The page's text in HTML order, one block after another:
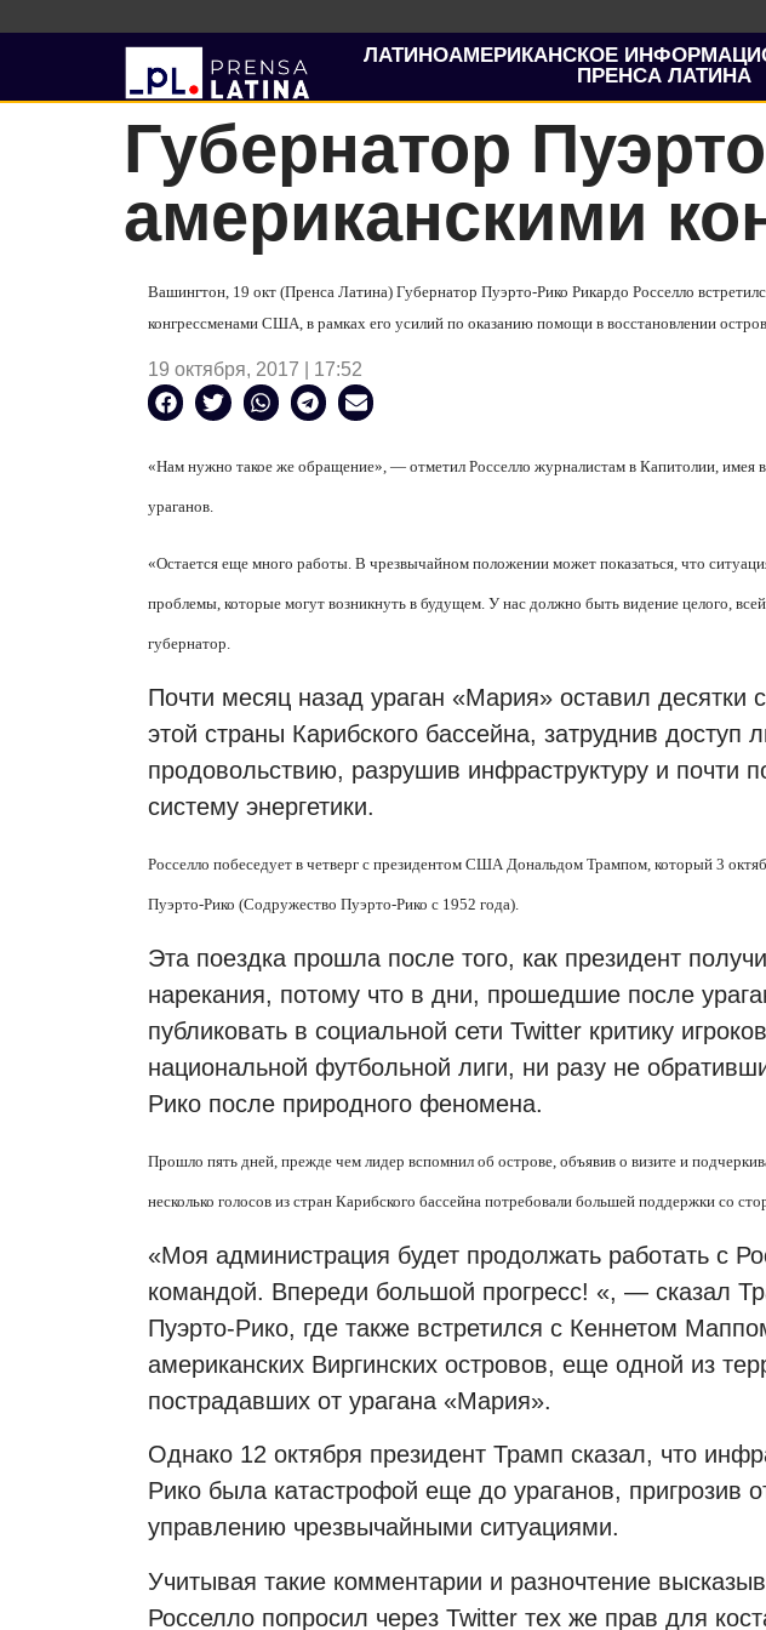
ЛАТИНОАМЕРИКАНСКОЕ
ПРЕНСА ЛАТИНА
Губернатор
американскими
Вашингтон, 19 окт (Пренса Латина) Губернатор Пуэрто-Рико Рикардо Росселло
конгрессменами США, в рамках его усилий по оказанию помощи в восстановлении
19 октября, 2017 | 17:52
«Нам нужно такое же обращение», — отметил Росселло журналистам в Капитолии,
ураганов.
«Остается еще много работы. В чрезвычайном положении может показаться, что
проблемы, которые могут возникнуть в будущем. У нас должно быть видение целого,
губернатор.
Почти месяц назад ураган «Мария» оставил десятки
этой страны Карибского бассейна, затруднив доступ
продовольствию, разрушив инфраструктуру и почти
систему энергетики.
Росселло побеседует в четверг с президентом США Дональдом Трампом, который 3
Пуэрто-Рико (Содружество Пуэрто-Рико с 1952 года).
Эта поездка прошла после того, как президент
нарекания, потому что в дни, прошедшие после
публиковать в социальной сети Twitter критику
национальной футбольной лиги, ни разу не
Рико после природного феномена.
Прошло пять дней, прежде чем лидер вспомнил об острове, объявив о визите и
несколько голосов из стран Карибского бассейна потребовали большей поддержки со
«Моя администрация будет продолжать работать с
командой. Впереди большой прогресс! «, — сказал
Пуэрто-Рико, где также встретился с Кеннетом
американских Виргинских островов, еще одной из
пострадавших от урагана «Мария».
Однако 12 октября президент Трамп сказал, что
Рико была катастрофой еще до ураганов, пригрозив
управлению чрезвычайными ситуациями.
Учитывая такие комментарии и разночтение
Росселло попросил через Twitter тех же прав для